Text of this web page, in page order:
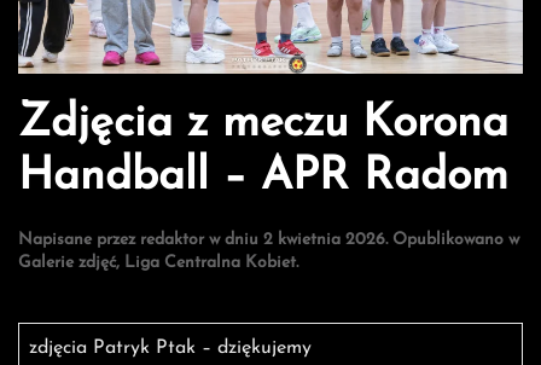
Zdjęcia z meczu Korona
Handball – APR Radom
Napisane przez redaktor w dniu 2 kwietnia 2026. Opublikowano w
Galerie zdjęć, Liga Centralna Kobiet.
zdjęcia Patryk Ptak – dziękujemy